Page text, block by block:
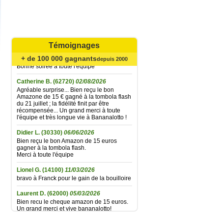
Témoignages
+ de 100 000 gagnantsdepuis 2000
un grand merci pour l'envoi des 15 €
amazon gagné à la tombola flash du
30/06/2026
Bonne soirée à toute l'équipe
Catherine B. (62720) 02/08/2026
Agréable surprise... Bien reçu le bon
Amazone de 15 € gagné à la tombola flash
du 21 juillet ; la fidélité finit par être
récompensée... Un grand merci à toute
l'équipe et très longue vie à Bananalotto !
Didier L. (30330) 06/06/2026
Bien reçu le bon Amazon de 15 euros
gagner à la tombola flash.
Merci à toute l'équipe
Lionel G. (14100) 11/03/2026
bravo à Franck pour le gain de la bouilloire
Laurent D. (62000) 05/03/2026
Bien recu le cheque amazon de 15 euros.
Un grand merci et vive bananalotto!